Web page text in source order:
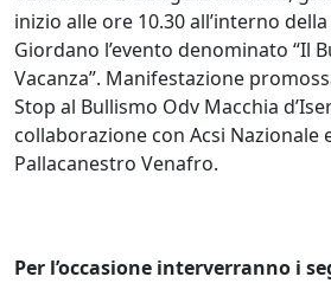
inizio alle ore 10.30 all’interno
Giordano l’evento denominato “Il
Vacanza”. Manifestazione
Stop al Bullismo Odv Macchia
collaborazione con Acsi Nazionale
Pallacanestro Venafro.
Per l’occasione interverranno i